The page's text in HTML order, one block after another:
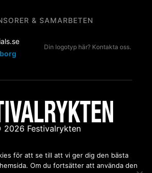
& SAMARBETEN
Din logotyp här? Kontakta oss.
2026 Festivalrykten
redaktion@festivalrykten.se
för att se till att vi ger dig den bästa
Om du fortsätter att använda den